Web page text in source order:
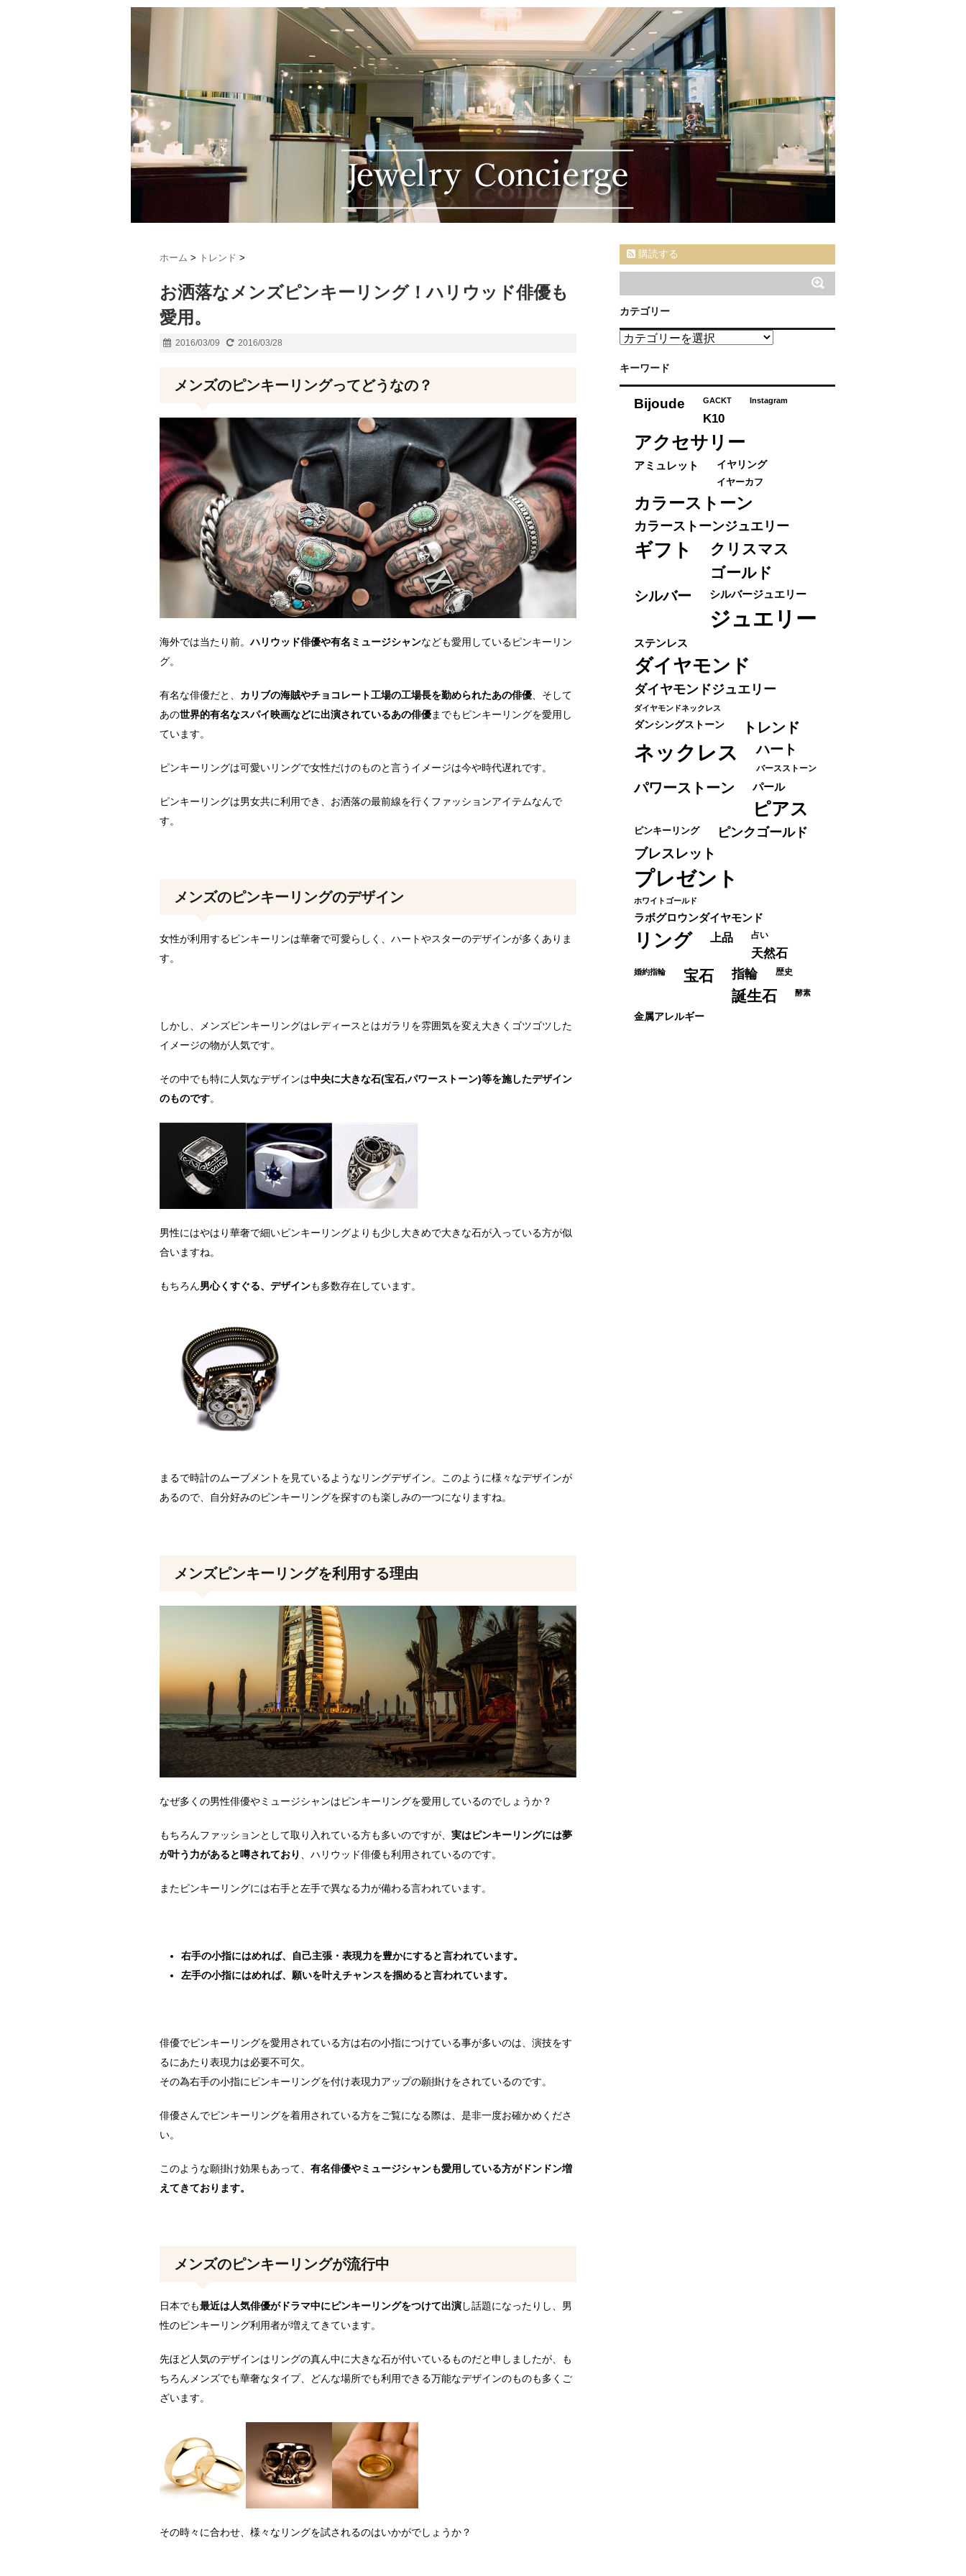
ホーム > トレンド >
お洒落なメンズピンキーリング！ハリウッド俳優も
愛用。
2016/03/09 2016/03/28
メンズのピンキーリングってどうなの？
海外では当たり前。ハリウッド俳優や有名ミュージシャンなども愛用しているピンキーリン
グ。
有名な俳優だと、 カリブの海賊やチョコレート工場の工場長を勤められたあの俳優 、そして
あの世界的有名なスパイ映画などに出演されているあの俳優までもピンキーリングを愛用し
ています。
ピンキーリングは可愛いリングで女性だけのものと言うイメージは今や時代遅れです。
ピンキーリングは男女共に利用でき、お洒落の最前線を行くファッションアイテムなんで
す。
メンズのピンキーリングのデザイン
女性が利用するピンキーリンは華奢で可愛らしく、ハートやスターのデザインが多くありま
す。
しかし、メンズピンキーリングはレディースとはガラリを雰囲気を変え大きくゴツゴツした
イメージの物が人気です。
その中でも特に人気なデザインは中央に大きな石(宝石,パワーストーン)等を施したデザイン
のものです。
男性にはやはり華奢で細いピンキーリングよりも少し大きめで大きな石が入っている方が似
合いますね。
もちろん男心くすぐる、デザインも多数存在しています。
まるで時計のムーブメントを見ているようなリングデザイン。このように様々なデザインが
あるので、自分好みのピンキーリングを探すのも楽しみの一つになりますね。
メンズピンキーリングを利用する理由
なぜ多くの男性俳優やミュージシャンはピンキーリングを愛用しているのでしょうか？
もちろんファッションとして取り入れている方も多いのですが、 実はピンキーリングには夢
が叶う力があると噂されており
、ハリウッド俳優も利用されているのです。
またピンキーリングには右手と左手で異なる力が備わる言われています。
右手の小指にはめれば、自己主張・表現力を豊かにすると言われています。
左手の小指にはめれば、願いを叶えチャンスを掴めると言われています。
俳優でピンキーリングを愛用されている方は右の小指につけている事が多いのは、演技をす
るにあたり表現力は必要不可欠。
その為右手の小指にピンキーリングを付け表現力アップの願掛けをされているのです。
俳優さんでピンキーリングを着用されている方をご覧になる際は、是非一度お確かめくださ
い。
このような願掛け効果もあって、 有名俳優やミュージシャンも愛用している方がドンドン増
えてきております。
メンズのピンキーリングが流行中
日本でも最近は人気俳優がドラマ中にピンキーリングをつけて出演し話題になったりし、男
性のピンキーリング利用者が増えてきています。
先ほど人気のデザインはリングの真ん中に大きな石が付いているものだと申しましたが、も
ちろんメンズでも華奢なタイプ、どんな場所でも利用できる万能なデザインのものも多くご
ざいます。
その時々に合わせ、様々なリングを試されるのはいかがでしょうか？
購読する
カテゴリー
カ
ゴ
キーワード
Bijoude GACKT Instagram
K10
アクセサリー
アミュレット
イヤリング
イヤーカフ
カラーストーン
カラーストーンジュエリー
ギフト
クリスマス
ゴールド
シルバー シルバージュエリー
ジュエリー
ステンレス
ダイヤモンド
ダイヤモンドジュエリー
ダイヤモンドネックレス
ダンシングストーン トレンド
ネックレス ハート
バースストーン
パワーストーン パール
ピアス
ピンキーリング ピンクゴールド
ブレスレット
プレゼント
ホワイトゴールド
ラボグロウンダイヤモンド
リング 上品 占い
天然石
婚約指輪 宝石 指輪 歴史
誕生石 酵素
金属アレルギー